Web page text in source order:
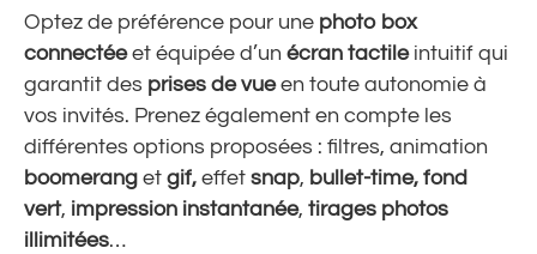
Optez de préférence pour une photo box
connectéeet équipée d’un écran tactileintuitif qui
garantit des prises de vueen toute autonomie à
vos invités. Prenez également en compte les
différentes options proposées : filtres, animation
boomerang et gif, effet snap, bullet-time, fond
vert, impression instantanée, tirages photos
illimitées…